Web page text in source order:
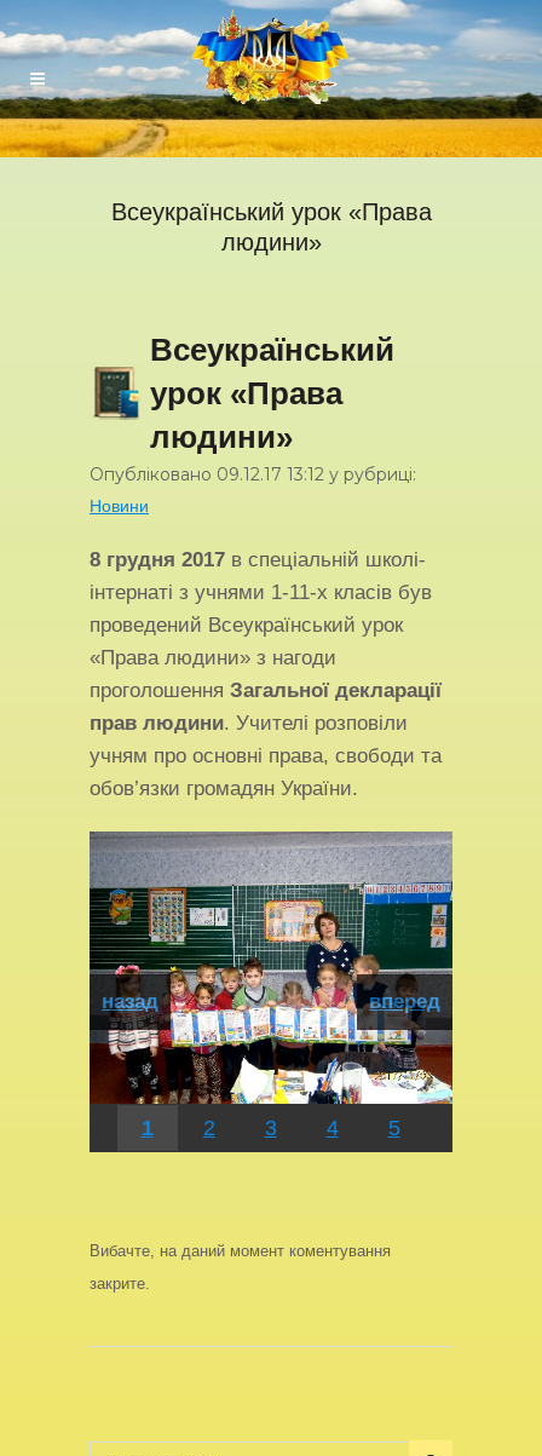
Всеукраїнський урок «Права
людини»
Всеукраїнський
урок «Права
людини»
Опубліковано 09.12.17 13:12 у рубриці:
Новини
8 грудня 2017 в спеціальній школі-
інтернаті з учнями 1-11-х класів був
проведений Всеукраїнський урок
«Права людини» з нагоди
проголошення Загальної декларації
прав людини. Учителі розповіли
учням про основні права, свободи та
обов’язки громадян України.
назад вперед
1 2 3 4 5
Вибачте, на даний момент коментування
закрите.